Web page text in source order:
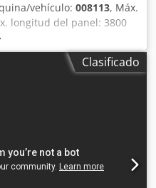
vehículo: 008113, Máx.
longitud del panel: 3800
la hoja de sierra
8 Codpfx Aew
Clasificado